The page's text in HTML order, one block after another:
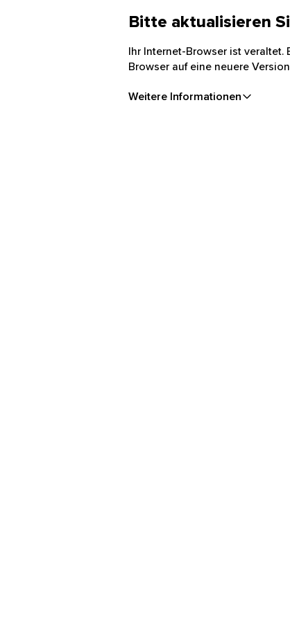
Bitte aktualisieren
Ihr Internet-Browser ist
Browser auf eine neuere
Weitere Informationen